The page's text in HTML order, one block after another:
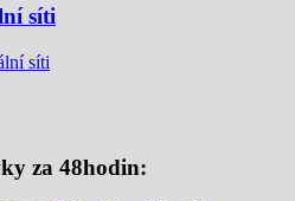
síti
síti
za 48hodin: